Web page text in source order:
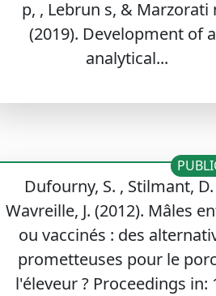
p, , Lebrun s, & Marzorati
(2019). Development of
analytical...
Dufourny, S. , Stilmant,
Wavreille, J. (2012). Mâles
ou vaccinés : des
prometteuses pour le
l'éleveur ? Proceedings in: